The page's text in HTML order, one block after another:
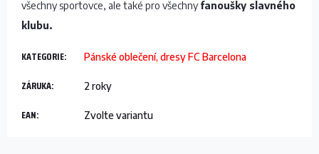
všechny sportovce, ale také pro všechnyfanoušky slavného
klubu.
KATEGORIE: Pánské oblečení, dresy FC Barcelona
ZÁRUKA: 2 roky
EAN: Zvolte variantu